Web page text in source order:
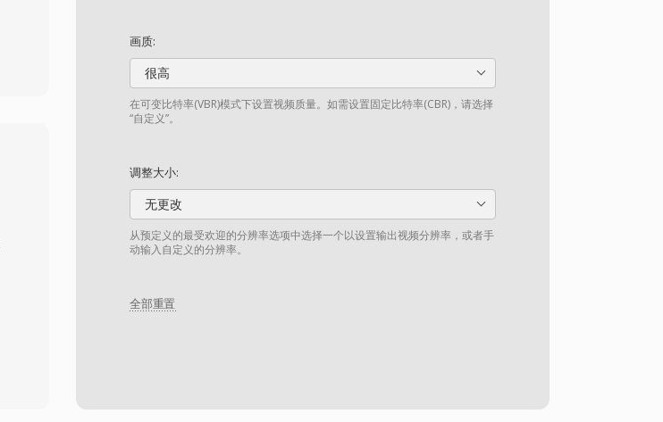
画质:
很高
在可变比特率(VBR)模式下设置视频质量。如需设置固定比特率(CBR)，请选择
“自定义”。
调整大小:
无更改
从预定义的最受欢迎的分辨率选项中选择一个以设置输出视频分辨率，或者手
动输入自定义的分辨率。
全部重置